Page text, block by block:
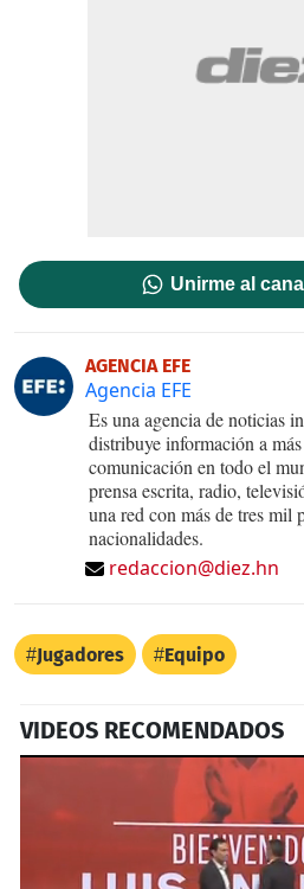
Unirme al
AGENCIA EFE
Agencia EFE
Es una agencia de noticias
distribuye información a
comunicación en todo el
prensa escrita, radio,
una red con más de tres mil
nacionalidades.
redaccion@diez.hn
Jugadores Equipo
VIDEOS RECOMENDADOS